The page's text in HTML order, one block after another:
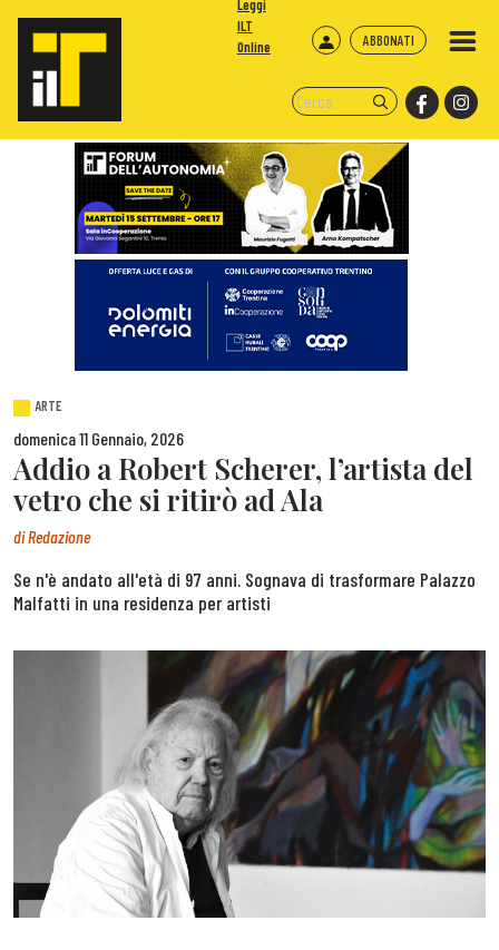
ABBONATI
Leggi
ILT
Online
ARTE
domenica 11 Gennaio, 2026
Addio a Robert Scherer, l’artista del
vetro che si ritirò ad Ala
diRedazione
Se n'è andato all'età di 97 anni. Sognava di trasformare Palazzo
Malfatti in una residenza per artisti